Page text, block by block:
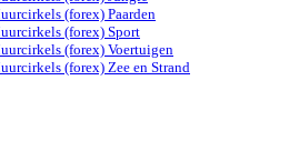
(forex) Paarden
(forex) Sport
(forex) Voertuigen
(forex) Zee en Strand